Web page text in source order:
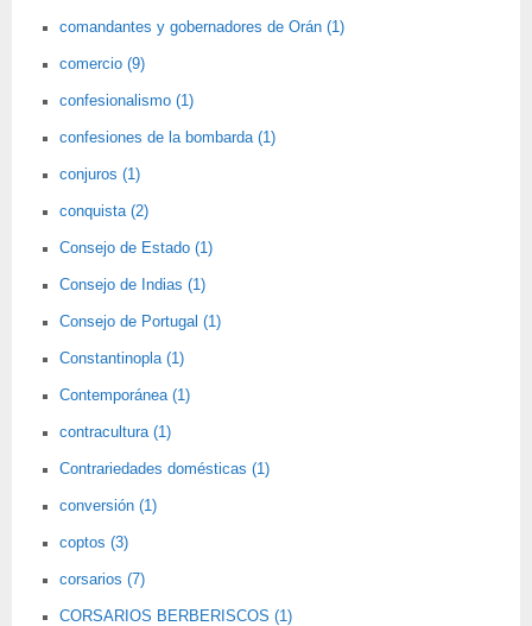
comandantes y gobernadores de Orán (1)
comercio (9)
confesionalismo (1)
confesiones de la bombarda (1)
conjuros (1)
conquista (2)
Consejo de Estado (1)
Consejo de Indias (1)
Consejo de Portugal (1)
Constantinopla (1)
Contemporánea (1)
contracultura (1)
Contrariedades domésticas (1)
conversión (1)
coptos (3)
corsarios (7)
CORSARIOS BERBERISCOS (1)